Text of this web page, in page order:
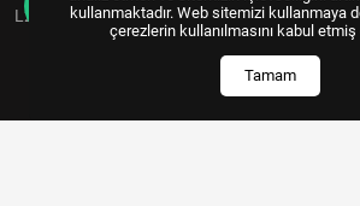
L200
Pajero
kullanmaktadır. Web sitemizi kullanmaya
çerezlerin kullanılmasını kabul
Tamam